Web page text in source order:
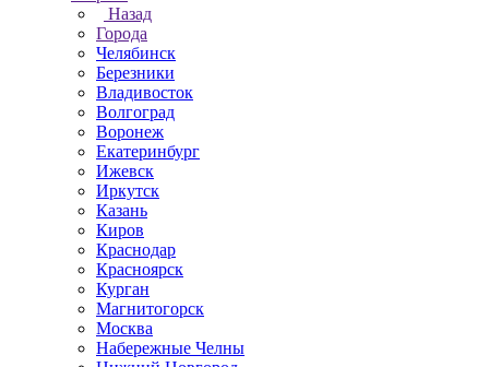
Назад
Города
Челябинск
Березники
Владивосток
Волгоград
Воронеж
Екатеринбург
Ижевск
Иркутск
Казань
Киров
Краснодар
Красноярск
Курган
Магнитогорск
Москва
Набережные Челны